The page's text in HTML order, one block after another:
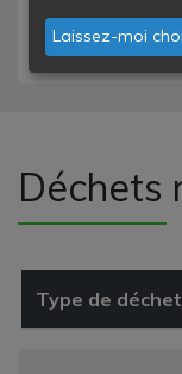
- déchets
Déchets
Type de déchet
Laissez-moi